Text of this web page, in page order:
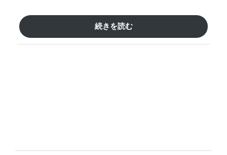
続きを読む